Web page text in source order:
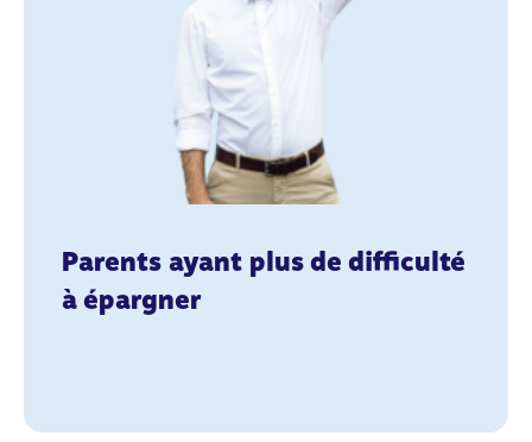
Parents ayant plus de difficulté
à épargner